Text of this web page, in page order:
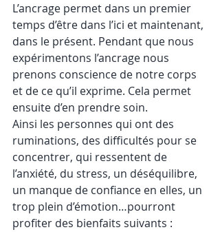
L’ancrage permet dans un premier
temps d’être dans l’ici et maintenant,
dans le présent. Pendant que nous
expérimentons l’ancrage nous
prenons conscience de notre corps
et de ce qu’il exprime. Cela permet
ensuite d’en prendre soin.
Ainsi les personnes qui ont des
ruminations, des difficultés pour se
concentrer, qui ressentent de
l’anxiété, du stress, un déséquilibre,
un manque de confiance en elles, un
trop plein d’émotion…pourront
profiter des bienfaits suivants :